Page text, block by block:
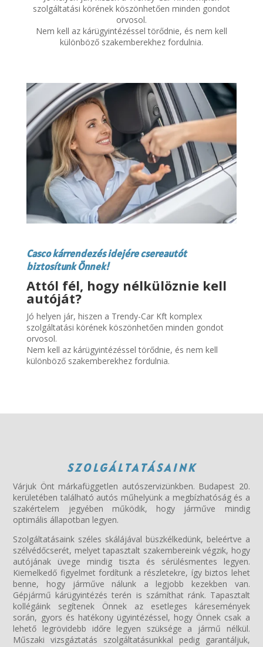
szolgáltatási körének köszönhetően minden gondot
orvosol.
Nem kell az kárügyintézéssel törődnie, és nem kell
különböző szakemberekhez fordulnia.
Casco kárrendezés idejére csereautót
biztosítunk Önnek!
Attól fél, hogy nélkülöznie kell
autóját?
Jó helyen jár, hiszen a Trendy-Car Kft komplex
szolgáltatási körének köszönhetően minden gondot
orvosol.
Nem kell az kárügyintézéssel törődnie, és nem kell
különböző szakemberekhez fordulnia.
SZOLGÁLTATÁSAINK
Várjuk Önt márkafüggetlen autószervizünkben. Budapest 20.
kerületében található autós műhelyünk a megbízhatóság és a
szakértelem jegyében működik, hogy járműve mindig
optimális állapotban legyen.
Szolgáltatásaink széles skálájával büszkélkedünk, beleértve a
szélvédőcserét, melyet tapasztalt szakembereink végzik, hogy
autójának üvege mindig tiszta és sérülésmentes legyen.
Kiemelkedő figyelmet fordítunk a részletekre, így biztos lehet
benne, hogy járműve nálunk a legjobb kezekben van.
Gépjármű kárügyintézés terén is számíthat ránk. Tapasztalt
kollégáink segítenek Önnek az esetleges káresemények
során, gyors és hatékony ügyintézéssel, hogy Önnek csak a
lehető legrövidebb időre legyen szüksége a jármű nélkül.
Műszaki vizsgáztatás szolgáltatásunkkal pedig garantáljuk,